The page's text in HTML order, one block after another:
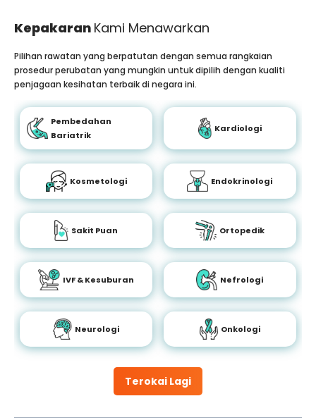
Kepakaran Kami Menawarkan
Terokai Lagi
Pilihan rawatan yang berpatutan dengan semua rangkaian
prosedur perubatan yang mungkin untuk dipilih dengan kualiti
penjagaan kesihatan terbaik di negara ini.
Pembedahan
Bariatrik
Kardiologi
Kosmetologi Endokrinologi
Sakit Puan Ortopedik
IVF & Kesuburan Nefrologi
Neurologi Onkologi